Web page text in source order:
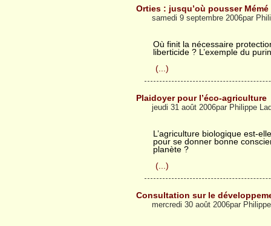
Orties : jusqu’où pousser Mémé
samedi 9 septembre 2006par
Où finit la nécessaire
liberticide ? L’exemple du
(...)
Plaidoyer pour l’éco-agriculture
jeudi 31 août 2006par Philippe
L’agriculture biologique est-
pour se donner bonne
planète ?
(...)
Consultation sur le
mercredi 30 août 2006par